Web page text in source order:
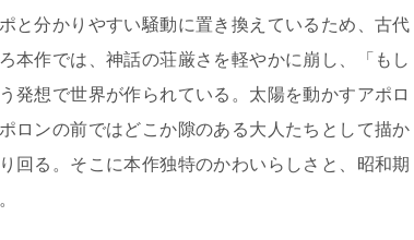
と分かりやすい騒動に置き換えているため、古代
本作では、神話の荘厳さを軽やかに崩し、「もし
発想で世界が作られている。太陽を動かすアポロ
ロンの前ではどこか隙のある大人たちとして描か
回る。そこに本作独特のかわいらしさと、昭和期